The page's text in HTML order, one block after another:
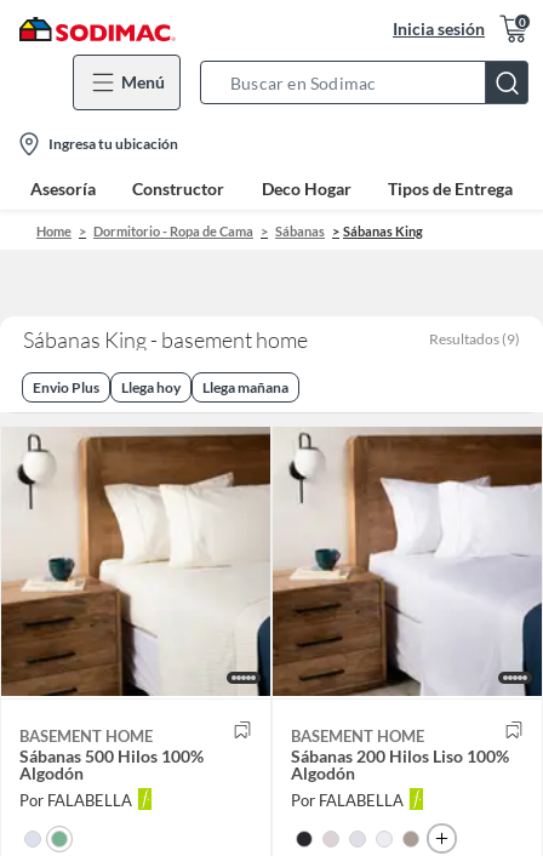
Inicia sesión 0
Menú
Bar
location-
icon
Ingresa tu ubicación
Asesoría Constructor Deco Hogar Tipos de Entrega
Home Dormitorio - Ropa de Cama Sábanas Sábanas King
Sábanas King - basement home Resultados (9)
Envio Plus Llega hoy Llega mañana
BASEMENT HOME
Sábanas 500 Hilos 100%
Algodón
Por FALABELLA
BASEMENT HOME
Sábanas 200 Hilos Liso 100%
Algodón
Por FALABELLA